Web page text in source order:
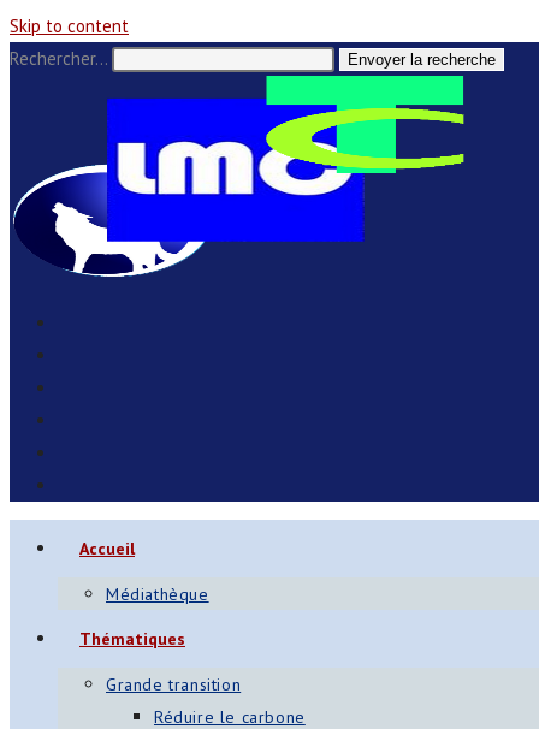
Skip to content
Rechercher…
Envoyer la recherche
Accueil
Médiathèque
Thématiques
Grande transition
Réduire le carbone